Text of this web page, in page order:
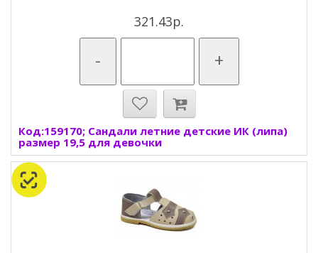
321.43р.
- +
Код:159170; Сандали летние детские ИК (липа)
размер 19,5 для девочки